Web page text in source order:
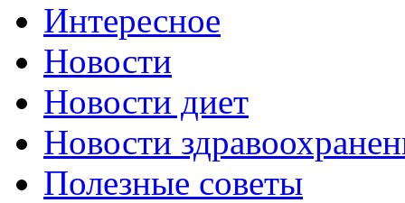
Интересное
Новости
Новости диет
Новости
Полезные советы